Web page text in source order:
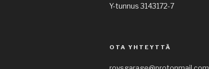
Y-tunnus 3143172-7
OTA YHTEYTTÄ